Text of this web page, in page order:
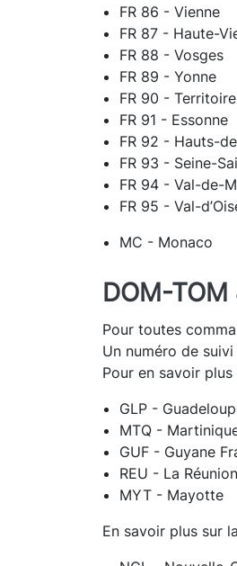
FR 86 - Vienne
FR 87 - Haute-
FR 88 - Vosges
FR 89 - Yonne
FR 90 -
FR 91 - Essonne
FR 92 - Hauts-
FR 93 - Seine-
FR 94 - Val-de-
FR 95 - Val-
MC - Monaco
DOM-
Pour toutes
Un numéro de
Pour en savoir
GLP -
MTQ -
GUF - Guyane
REU - La Réunion
MYT - Mayotte
En savoir plus sur